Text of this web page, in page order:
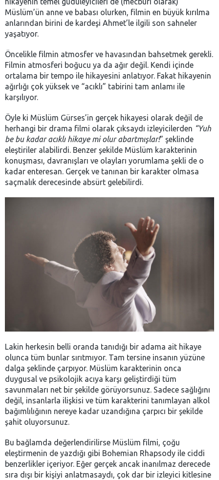
Müslüm’ün anne ve babası olurken, filmin en büyük kırılma
anlarından birini de kardeşi Ahmet’le ilgili son sahneler
yaşatıyor.
Öncelikle filmin atmosfer ve havasından bahsetmek gerekli.
Filmin atmosferi boğucu ya da ağır değil. Kendi içinde
ortalama bir tempo ile hikayesini anlatıyor. Fakat hikayenin
ağırlığı çok yüksek ve “acıklı” tabirini tam anlamı ile
karşılıyor.
Öyle ki Müslüm Gürses’in gerçek hikayesi olarak değil de
herhangi bir drama filmi olarak çıksaydı izleyicilerden “Yuh
be bu kadar acıklı hikaye mi olur abartmışlar!” şeklinde
eleştiriler alabilirdi. Benzer şekilde Müslüm karakterinin
konuşması, davranışları ve olayları yorumlama şekli de o
kadar enteresan. Gerçek ve tanınan bir karakter olmasa
saçmalık derecesinde absürt gelebilirdi.
Lakin herkesin belli oranda tanıdığı bir adama ait hikaye
olunca tüm bunlar sırıtmıyor. Tam tersine insanın yüzüne
dalga şeklinde çarpıyor. Müslüm karakterinin onca
duygusal ve psikolojik acıya karşı geliştirdiği tüm
savunmaları net bir şekilde görüyorsunuz. Sadece sağlığını
değil, insanlarla ilişkisi ve tüm karakterini tanımlayan alkol
bağımlılığının nereye kadar uzandığına çarpıcı bir şekilde
şahit oluyorsunuz.
Bu bağlamda değerlendirilirse Müslüm filmi, çoğu
eleştirmenin de yazdığı gibi Bohemian Rhapsody ile ciddi
benzerlikler içeriyor. Eğer gerçek ancak inanılmaz derecede
sıra dışı bir kişiyi anlatmasaydı, çok dar bir izleyici kitlesine